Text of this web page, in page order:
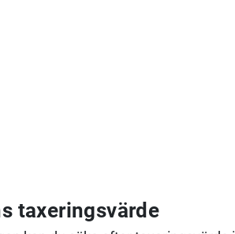
taxeringsvärde